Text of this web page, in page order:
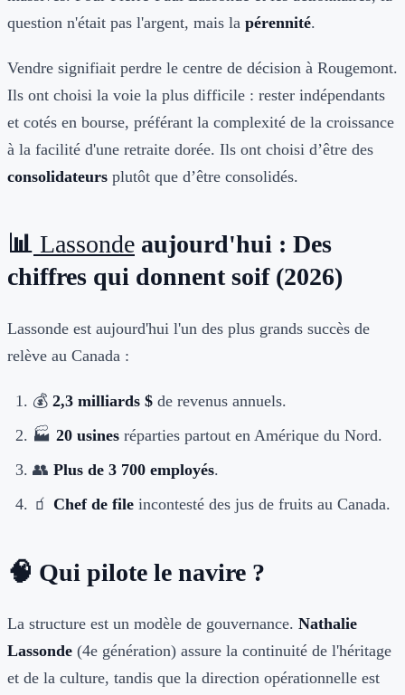
question n'était pas l'argent, mais la pérennité.
Vendre signifiait perdre le centre de décision à Rougemont.
Ils ont choisi la voie la plus difficile : rester indépendants
et cotés en bourse, préférant la complexité de la croissance
à la facilité d'une retraite dorée. Ils ont choisi d’être des
consolidateurs plutôt que d’être consolidés.
📊 Lassonde aujourd'hui : Des
chiffres qui donnent soif (2026)
Lassonde est aujourd'hui l'un des plus grands succès de
relève au Canada :
💰 2,3 milliards $ de revenus annuels.
🏭 20 usines réparties partout en Amérique du Nord.
👥 Plus de 3 700 employés.
🧃 Chef de file incontesté des jus de fruits au Canada.
🧠 Qui pilote le navire ?
La structure est un modèle de gouvernance. Nathalie
Lassonde (4e génération) assure la continuité de l'héritage
et de la culture, tandis que la direction opérationnelle est